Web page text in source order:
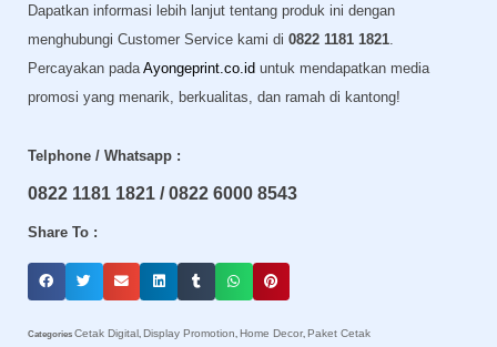
Dapatkan informasi lebih lanjut tentang produk ini dengan
menghubungi Customer Service kami di 0822 1181 1821
Percayakan pada Ayongeprint.co.id untuk mendapatkan media
promosi yang menarik, berkualitas, dan ramah di kantong!
Telphone / Whatsapp :
0822 1181 1821 / 0822 6000 8543
Share To :
Categories Cetak Digital Display Promotion Home Decor Paket Cetak